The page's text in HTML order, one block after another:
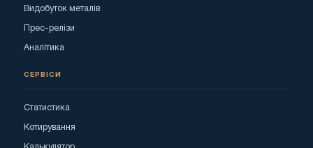
Видобуток металів
Прес-релізи
Аналітика
СЕРВІСИ
Статистика
Котирування